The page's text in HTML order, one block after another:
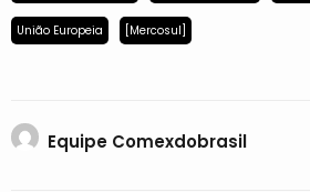
União Europeia [Mercosul]
Equipe Comexdobrasil